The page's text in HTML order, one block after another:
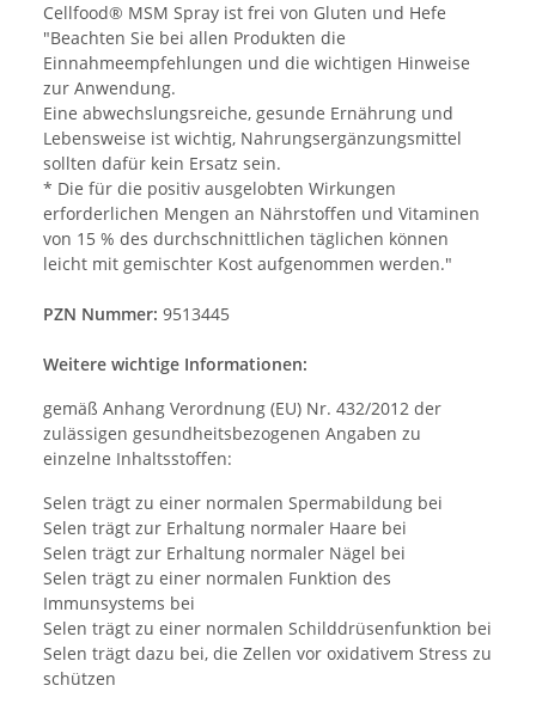
Cellfood® MSM Spray ist frei von Gluten und Hefe
"Beachten Sie bei allen Produkten die
Einnahmeempfehlungen und die wichtigen Hinweise
zur Anwendung.
Eine abwechslungsreiche, gesunde Ernährung und
Lebensweise ist wichtig, Nahrungsergänzungsmittel
sollten dafür kein Ersatz sein.
* Die für die positiv ausgelobten Wirkungen
erforderlichen Mengen an Nährstoffen und Vitaminen
von 15 % des durchschnittlichen täglichen können
leicht mit gemischter Kost aufgenommen werden."
PZN Nummer: 9513445
Weitere wichtige Informationen:
gemäß Anhang Verordnung (EU) Nr. 432/2012 der
zulässigen gesundheitsbezogenen Angaben zu
einzelne Inhaltsstoffen:
Selen trägt zu einer normalen Spermabildung bei
Selen trägt zur Erhaltung normaler Haare bei
Selen trägt zur Erhaltung normaler Nägel bei
Selen trägt zu einer normalen Funktion des
Immunsystems bei
Selen trägt zu einer normalen Schilddrüsenfunktion bei
Selen trägt dazu bei, die Zellen vor oxidativem Stress zu
schützen